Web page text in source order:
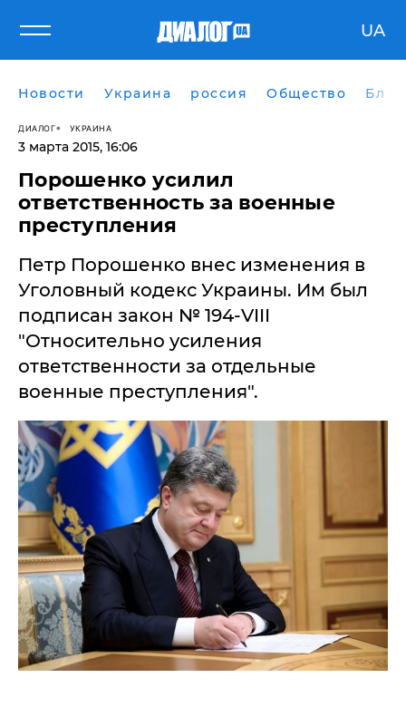
UA
Новости Украина россия Общество
ДИАЛОГ УКРАИНА
3 марта 2015, 16:06
Порошенко усилил
ответственность за военные
преступления
Петр Порошенко внес изменения в
Уголовный кодекс Украины. Им был
подписан закон № 194-VIII
"Относительно усиления
ответственности за отдельные
военные преступления".